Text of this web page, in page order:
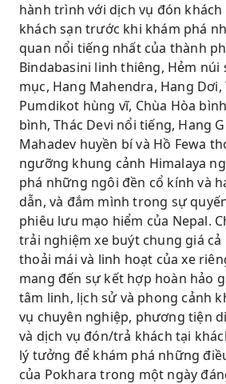
Khám phá nền văn hóa, tâm
phong phú của Pokhara với
chuyên gia trong chuyến đi
buýt tham quan chung.
Hãy thư giãn và tận hưởng
thoải mái với dịch vụ đón và
khách sạn, để bạn có thể tập
biến mỗi khoảnh khắc của
thật đáng nhớ.
hành trình với dịch vụ đón
khách sạn trước khi khám phá
quan nổi tiếng nhất của thành
Bindabasini linh thiêng, Hẻm núi
mục, Hang Mahendra, Hang Dơi,
Pumdikot hùng vĩ, Chùa Hòa
bình, Thác Devi nổi tiếng, Hang
Mahadev huyền bí và Hồ Fewa
ngưỡng khung cảnh Himalaya
phá những ngôi đền cổ kính và
dẫn, và đắm mình trong sự
phiêu lưu mạo hiểm của Nepal.
trải nghiệm xe buýt chung giá
thoải mái và linh hoạt của xe
mang đến sự kết hợp hoàn hảo
tâm linh, lịch sử và phong cảnh
vụ chuyên nghiệp, phương tiện
và dịch vụ đón/trả khách tại
lý tưởng để khám phá những
của Pokhara trong một ngày